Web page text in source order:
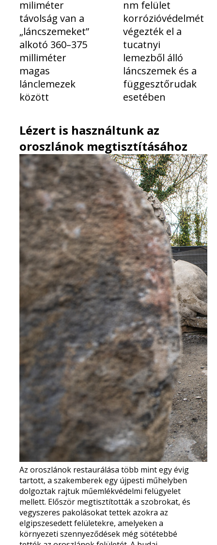
miliméter
távolság van a
„láncszemeket”
alkotó 360–375
milliméter
magas
lánclemezek
között
nm felület
korrózióvédelmét
végezték el a
tucatnyi
lemezből álló
láncszemek és a
függesztőrudak
esetében
Lézert is használtunk az
oroszlánok megtisztításához
Az oroszlánok restaurálása több mint egy évig
tartott, a szakemberekegy újpesti műhelyben
dolgoztak rajtuk műemlékvédelmi felügyelet
mellett. Először megtisztították a szobrokat, és
vegyszeres pakolásokat tettek azokra az
elgipszesedett felületekre, amelyeken a
környezeti szennyeződések még sötétebbé